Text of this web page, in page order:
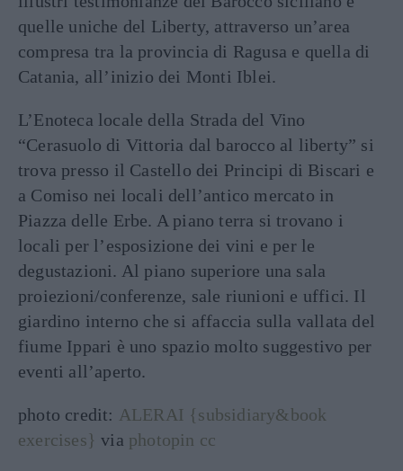
quelle uniche del Liberty, attraverso un’area
compresa tra la provincia di Ragusa e quella di
Catania, all’inizio dei Monti Iblei.
L’Enoteca locale della Strada del Vino
“Cerasuolo di Vittoria dal barocco al liberty” si
trova presso il Castello dei Principi di Biscari e
a Comiso nei locali dell’antico mercato in
Piazza delle Erbe. A piano terra si trovano i
locali per l’esposizione dei vini e per le
degustazioni. Al piano superiore una sala
proiezioni/conferenze, sale riunioni e uffici. Il
giardino interno che si affaccia sulla vallata del
fiume Ippari è uno spazio molto suggestivo per
eventi all’aperto.
photo credit: ALERAI {subsidiary&book
exercises} via photopin cc